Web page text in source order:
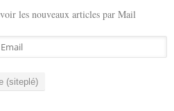
les nouveaux articles par Mail